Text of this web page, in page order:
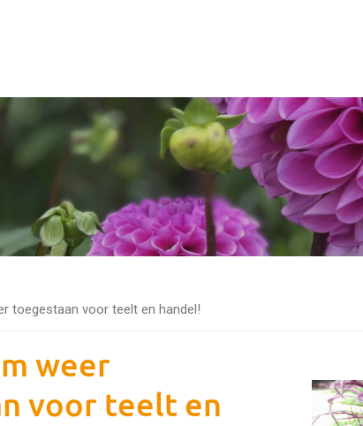
toegestaan voor teelt en handel!
weer
voor teelt en